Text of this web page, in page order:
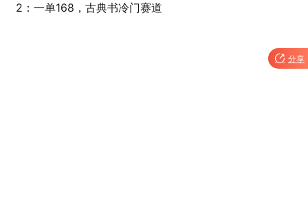
2：一单168，古典书冷门赛道
 分享